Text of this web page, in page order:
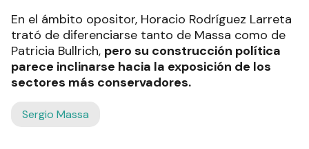
En el ámbito opositor, Horacio Rodríguez Larreta
trató de diferenciarse tanto de Massa como de
Patricia Bullrich, pero su construcción política
parece inclinarse hacia la exposición de los
sectores más conservadores.
Sergio Massa